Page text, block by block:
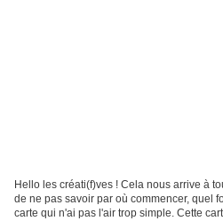
Hello les créati(f)ves ! Cela nous arrive à
de ne pas savoir par où commencer, quel
carte qui n'ai pas l'air trop simple. Cette